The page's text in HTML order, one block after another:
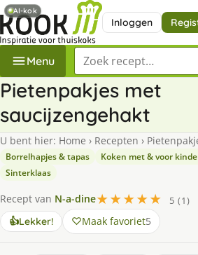
Inloggen
Menu Zoek een recept
Pietenpakjes met
saucijzengehakt
U bent hier: Home › Recepten ›
Borrelhapjes & tapas Koken met & voor
Sinterklaas
Recept van N-a-dine★★★★★
5 (1)
👍Lekker! Maak favoriet5
AI-kok